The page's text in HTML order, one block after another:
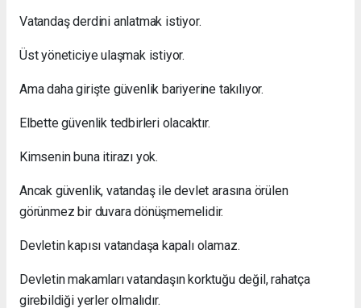
Vatandaş derdini anlatmak istiyor.
Üst yöneticiye ulaşmak istiyor.
Ama daha girişte güvenlik bariyerine takılıyor.
Elbette güvenlik tedbirleri olacaktır.
Kimsenin buna itirazı yok.
Ancak güvenlik, vatandaş ile devlet arasına örülen
görünmez bir duvara dönüşmemelidir.
Devletin kapısı vatandaşa kapalı olamaz.
Devletin makamları vatandaşın korktuğu değil, rahatça
girebildiği yerler olmalıdır.